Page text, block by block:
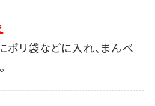
ポリ袋などに入れ、まんべ